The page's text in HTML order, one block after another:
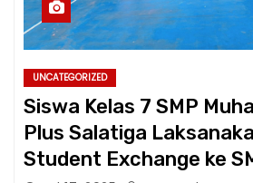
UNCATEGORIZED
Siswa Kelas 7 SMP
Plus Salatiga
Student Exchange ke